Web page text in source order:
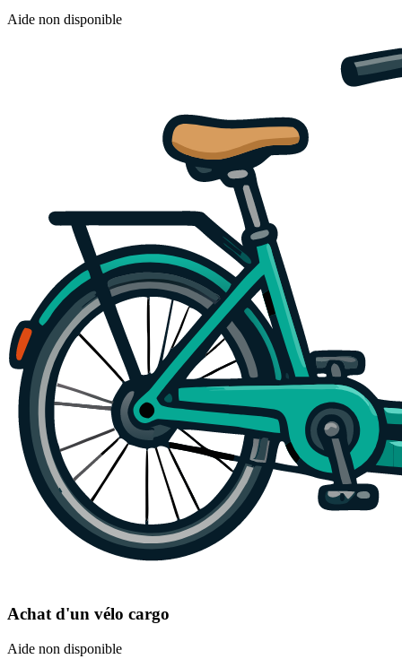
Aide non disponible
Achat d'un vélo cargo
Aide non disponible